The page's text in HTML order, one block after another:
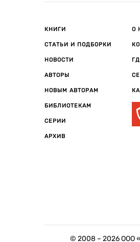
КНИГИ
СТАТЬИ И ПОДБОРКИ
НОВОСТИ
АВТОРЫ
НОВЫМ АВТОРАМ
БИБЛИОТЕКАМ
СЕРИИ
АРХИВ
О
© 2008 – 2026ООО